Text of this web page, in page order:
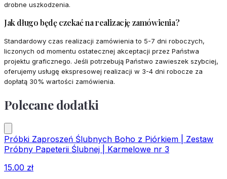
drobne uszkodzenia.
Jak długo będę czekać na realizację zamówienia?
Standardowy czas realizacji zamówienia to 5-7 dni roboczych,
liczonych od momentu ostatecznej akceptacji przez Państwa
projektu graficznego. Jeśli potrzebują Państwo zawieszek szybciej,
oferujemy usługę ekspresowej realizacji w 3-4 dni robocze za
dopłatą 30% wartości zamówienia.
Polecane dodatki
Próbki Zaproszeń Ślubnych Boho z Piórkiem | Zestaw
Próbny Papeterii Ślubnej | Karmelowe nr 3
15.00 zł